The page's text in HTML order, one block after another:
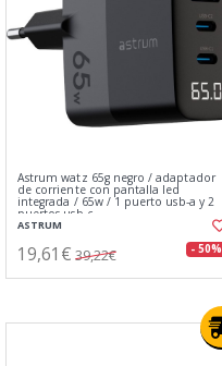
Astrum watz 65g negro / adaptador
de corriente con pantalla led
integrada / 65w / 1 puerto usb-a y 2
puertos usb-c
ASTRUM
19,61€ 39,22€ - 50%